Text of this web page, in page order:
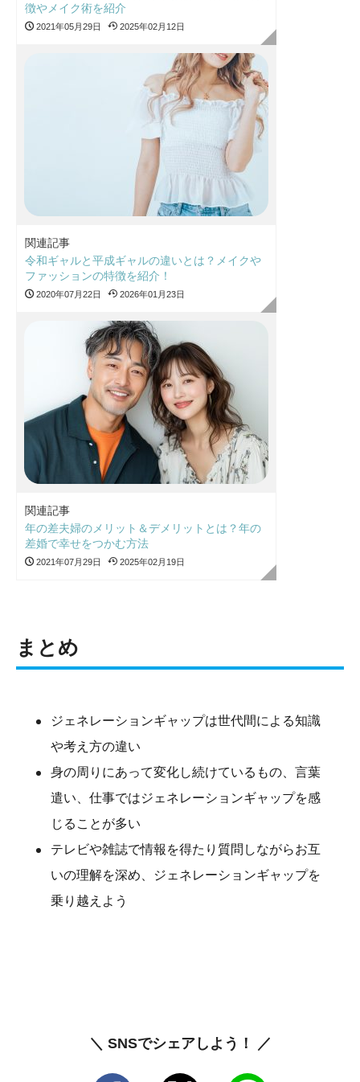
徴やメイク術を紹介
2021年05月29日 2025年02月12日
関連記事
令和ギャルと平成ギャルの違いとは？メイクや
ファッションの特徴を紹介！
2020年07月22日 2026年01月23日
関連記事
年の差夫婦のメリット＆デメリットとは？年の
差婚で幸せをつかむ方法
2021年07月29日 2025年02月19日
まとめ
ジェネレーションギャップは世代間による知識
や考え方の違い
身の周りにあって変化し続けているもの、言葉
遣い、仕事ではジェネレーションギャップを感
じることが多い
テレビや雑誌で情報を得たり質問しながらお互
いの理解を深め、ジェネレーションギャップを
乗り越えよう
＼ SNSでシェアしよう！ ／